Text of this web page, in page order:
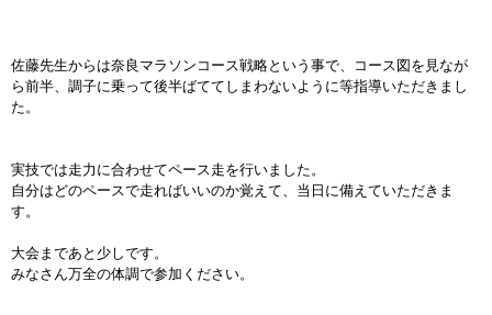
佐藤先生からは奈良マラソンコース戦略という事で、コース図を見なが
ら前半、調子に乗って後半ばててしまわないように等指導いただきまし
た。
実技では走力に合わせてペース走を行いました。
自分はどのペースで走ればいいのか覚えて、当日に備えていただきま
す。
大会まであと少しです。
みなさん万全の体調で参加ください。